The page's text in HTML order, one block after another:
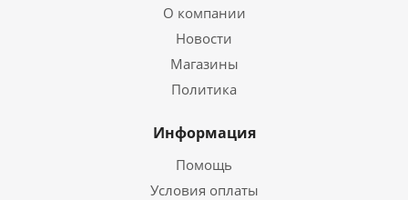
О компании
Новости
Магазины
Политика
Информация
Помощь
Условия оплаты